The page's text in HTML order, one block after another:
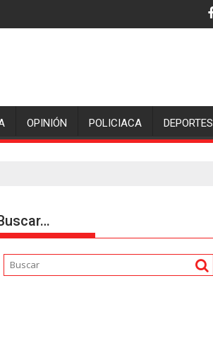
en Lerdo de Tejada, Veracruz.
OPINIÓN POLICIACA DEPORTES